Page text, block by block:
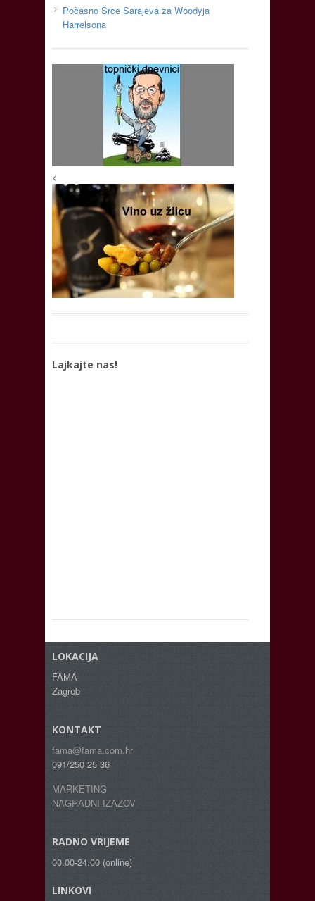
Počasno Srce Sarajeva za Woodyja
Harrelsona
<
Lajkajte nas!
LOKACIJA
FAMA
Zagreb
KONTAKT
fama@fama.com.hr
091/250 25 36
MARKETING
NAGRADNI IZAZOV
RADNO VRIJEME
00.00-24.00 (online)
LINKOVI